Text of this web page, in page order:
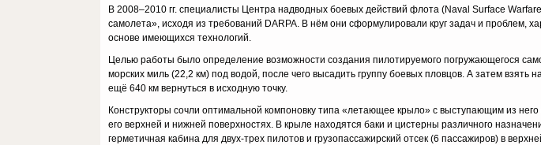
В 2008–2010 гг. специалисты Центра надводных боевых действий флота (Naval Surface
самолета», исходя из требований DARPA. В нём они сформулировали круг задач и проблем,
основе имеющихся технологий.
Целью работы было определение возможности создания пилотируемого погружающегося
морских миль (22,2 км) под водой, после чего высадить группу боевых пловцов. А затем
ещё 640 км вернуться в исходную точку.
Конструкторы сочли оптимальной компоновку типа «летающее крыло» с выступающим из
его верхней и нижней поверхностях. В крыле находятся баки и цистерны различного
герметичная кабина для двух-трех пилотов и грузопассажирский отсек (6 пассажиров) в